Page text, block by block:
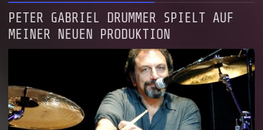
PETER GABRIEL DRUMMER SPIELT AUF
MEINER NEUEN PRODUKTION